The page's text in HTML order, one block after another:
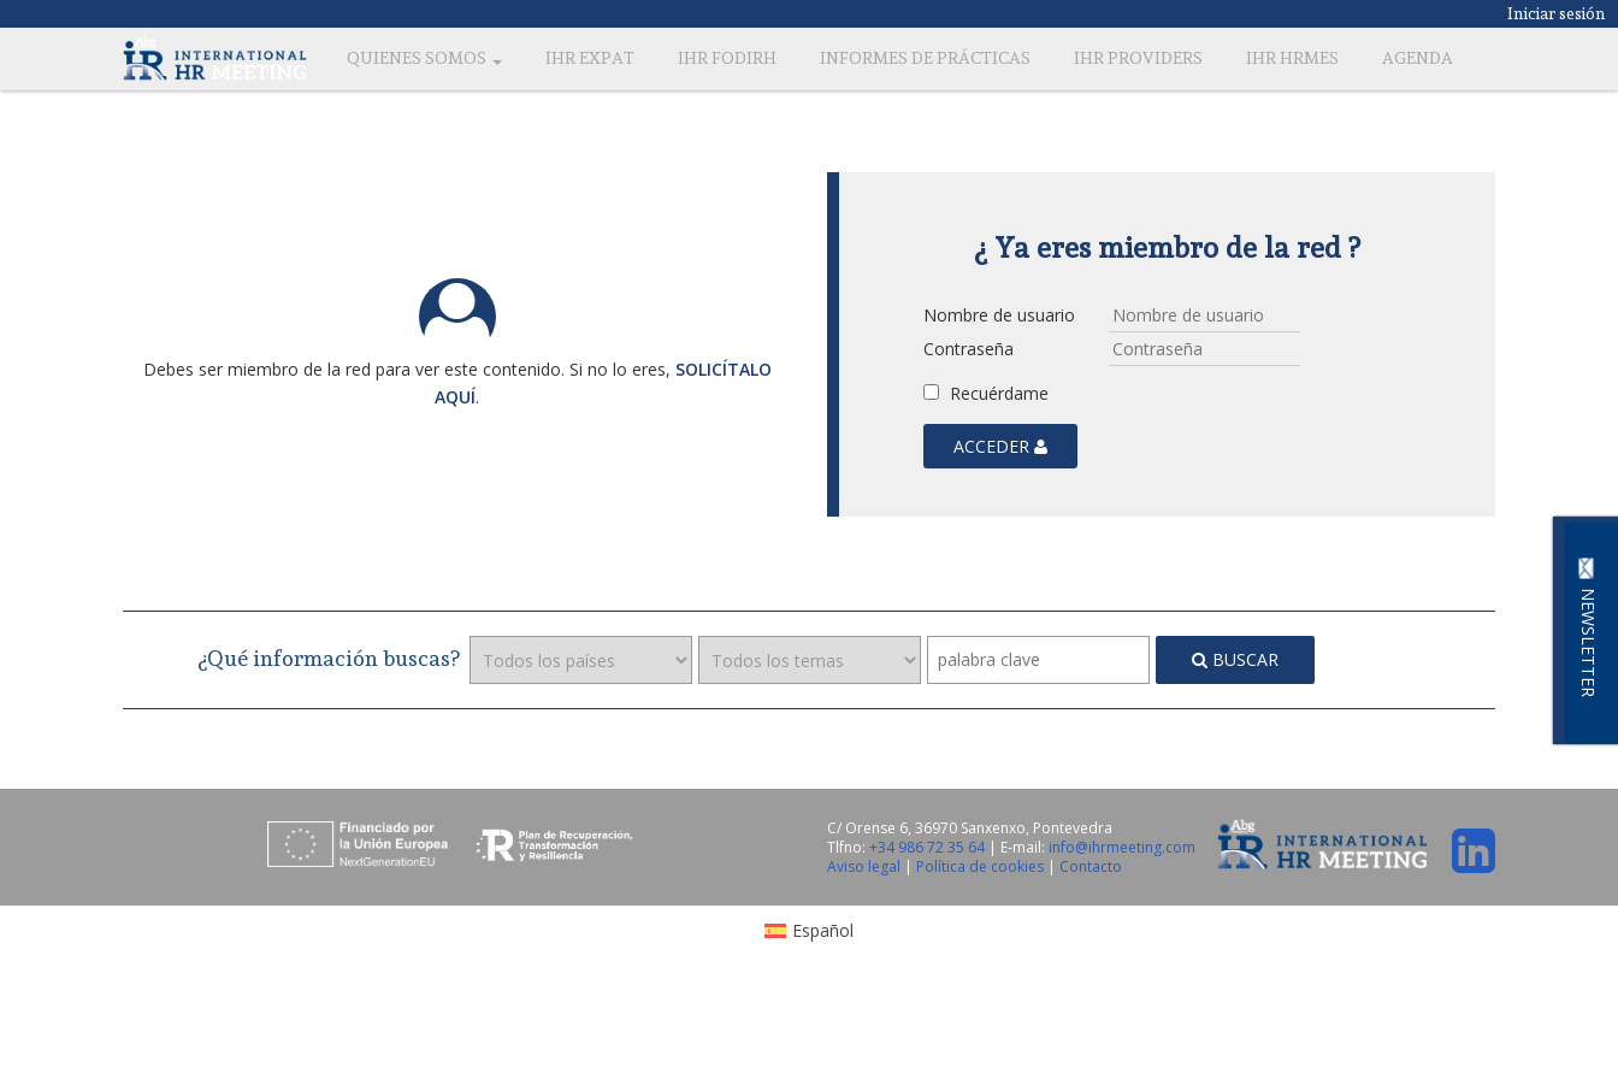
Iniciar sesión
QUIENES SOMOS IHR EXPAT IHR FODIRH INFORMES DE PRÁCTICAS IHR PROVIDERS IHR HRMES AGENDA
NEWSLETTER
Debes ser miembro de la red para ver este contenido. Si no lo eres, SOLICÍTALO
AQUÍ.
¿ Ya eres miembro de la red ?
Nombre de usuario
Contraseña
Recuérdame
ACCEDER
¿Qué información buscas? BUSCAR
C/ Orense 6, 36970 Sanxenxo, Pontevedra
Tlfno: +34 986 72 35 64| E-mail: info@ihrmeeting.com
Aviso legal | Política de cookies | Contacto
Español